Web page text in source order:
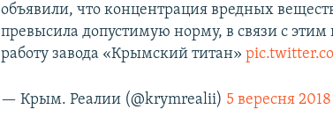
объявили, что концентрация вредных
превысила допустимую норму, в связи с
работу завода «Крымский титан»
— Крым. Реалии (@krymrealii) 5 вересня